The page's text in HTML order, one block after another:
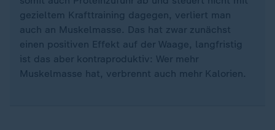
gezieltem Krafttraining dagegen, verliert man
auch an Muskelmasse. Das hat zwar zunächst
einen positiven Effekt auf der Waage, langfristig
ist das aber kontraproduktiv: Wer mehr
Muskelmasse hat, verbrennt auch mehr Kalorien.